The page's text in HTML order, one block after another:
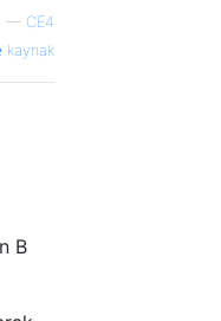
— CE4
kaynak
B